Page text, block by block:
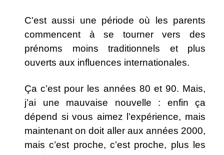
C'est aussi une période où les parents
commencent à se tourner vers des
prénoms moins traditionnels et plus
ouverts aux influences internationales.
Ça c’est pour les années 80 et 90. Mais,
j’ai une mauvaise nouvelle : enfin ça
dépend si vous aimez l’expérience, mais
maintenant on doit aller aux années 2000,
mais c’est proche, c’est proche, plus les